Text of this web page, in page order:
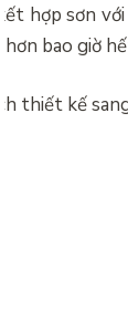
hợp sơn
bao giờ